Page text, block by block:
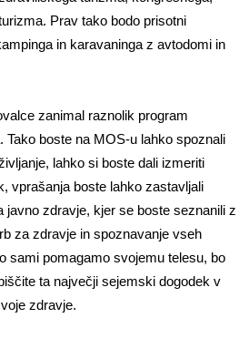
Prav tako bodo prisotni
in karavaninga z avtodomi in
zanimal raznolik program
Tako boste na MOS-u lahko spoznali
lahko si boste dali izmeriti
vprašanja boste lahko zastavljali
javno zdravje, kjer se boste seznanili z
za zdravje in spoznavanje vseh
sami pomagamo svojemu telesu, bo
ta največji sejemski dogodek v
zdravje.